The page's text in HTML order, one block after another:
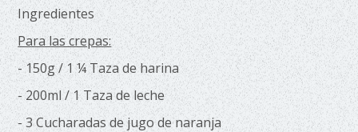
Ingredientes
Para las crepas:
- 150g / 1 ¼ Taza de harina
- 200ml / 1 Taza de leche
- 3 Cucharadas de jugo de naranja